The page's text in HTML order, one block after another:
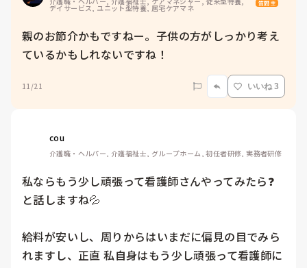
デイサービス, ユニット型特養, 居宅ケアマネ 質問主
親のお節介かもですねー。子供の方がしっかり考え
ているかもしれないですね！
11/21 いいね 3
cou
介護職・ヘルパー, 介護福祉士, グループホーム, 初任者研修, 実務者研修
私ならもう少し頑張って看護師さんやってみたら❓
と話しますね💦
給料が安いし、周りからはいまだに偏見の目でみら
れますし、正直 私自身はもう少し頑張って看護師に